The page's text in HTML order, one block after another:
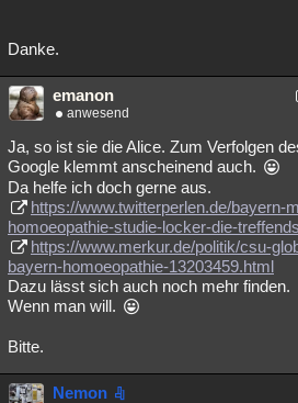
Danke.
emanon
anwesend
Ja, so ist sie die Alice. Zum Verfolgen
Google klemmt anscheinend auch.
Da helfe ich doch gerne aus.
https://www.twitterperlen.de/bayern-
homoeopathie-studie-locker-die-
https://www.merkur.de/politik/csu-
bayern-homoeopathie-13203459.html
Dazu lässt sich auch noch mehr finden.
Wenn man will.
Bitte.
Nemon